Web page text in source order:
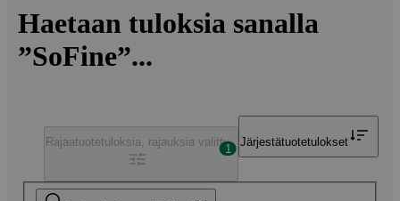
Haetaan tuloksia sanalla
”SoFine”...
Rajaatuotetuloksia, rajauksia valittu
1
Järjestätuotetulokset